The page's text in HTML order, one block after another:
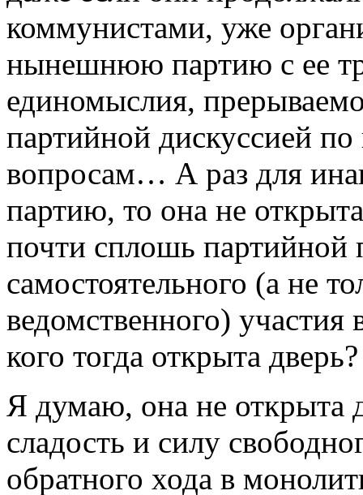
коммунистами, уже
нынешнюю партию с ее
единомыслия,
партийной дискуссией
вопросам… А раз для
партию, то она не
почти сплошь партийной
самостоятельного (а не
ведомственного)
кого тогда открыта дверь?
Я думаю, она не открыта
сладость и силу
обратного хода в